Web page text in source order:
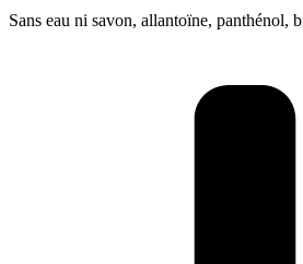
Sans eau ni savon, allantoïne, panthénol,